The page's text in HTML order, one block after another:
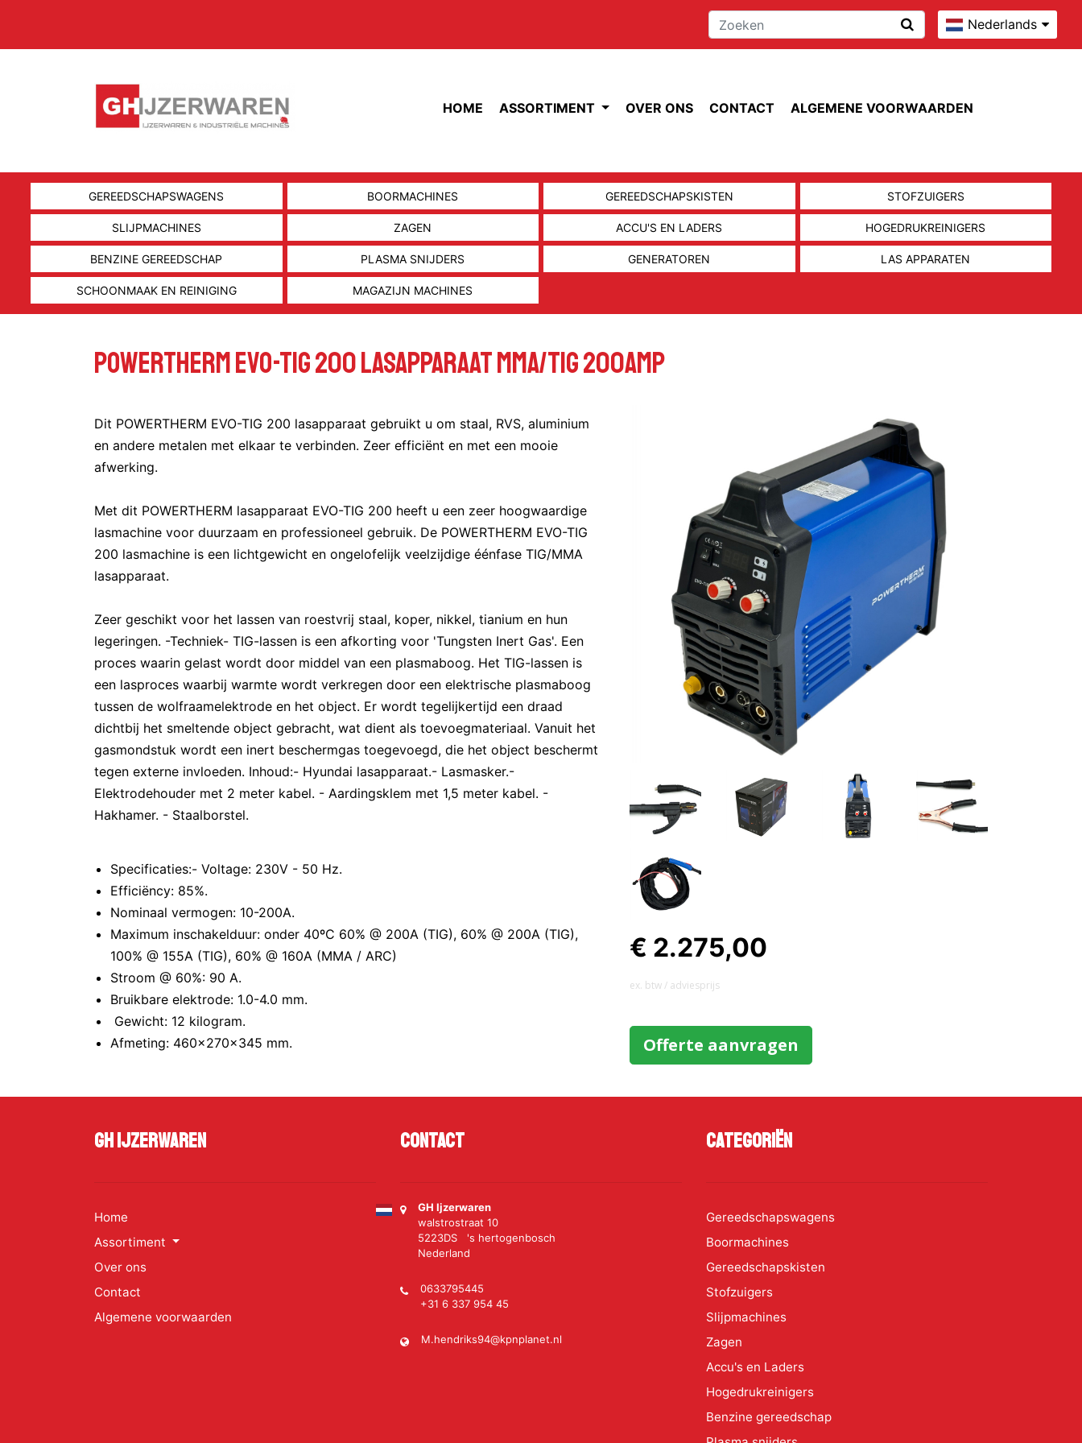
Nederlands
HOME ASSORTIMENT OVER ONS CONTACT ALGEMENE VOORWAARDEN
GEREEDSCHAPSWAGENS BOORMACHINES GEREEDSCHAPSKISTEN STOFZUIGERS
SLIJPMACHINES ZAGEN ACCU'S EN LADERS HOGEDRUKREINIGERS
BENZINE GEREEDSCHAP PLASMA SNIJDERS GENERATOREN LAS APPARATEN
SCHOONMAAK EN REINIGING MAGAZIJN MACHINES
POWERTHERM EVO-TIG 200 LASAPPARAAT MMA/TIG 200AMP
€ 2.275,00
ex. btw / adviesprijs
Offerte aanvragen
Dit POWERTHERM EVO-TIG 200 lasapparaat gebruikt u om staal, RVS, aluminium
en andere metalen met elkaar te verbinden. Zeer efficiënt en met een mooie
afwerking.
Met dit POWERTHERM lasapparaat EVO-TIG 200 heeft u een zeer hoogwaardige
lasmachine voor duurzaam en professioneel gebruik. De POWERTHERM EVO-TIG
200 lasmachine is een lichtgewicht en ongelofelijk veelzijdige éénfase TIG/MMA
lasapparaat.
Zeer geschikt voor het lassen van roestvrij staal, koper, nikkel, tianium en hun
legeringen. -Techniek- TIG-lassen is een afkorting voor 'Tungsten Inert Gas'. Een
proces waarin gelast wordt door middel van een plasmaboog. Het TIG-lassen is
een lasproces waarbij warmte wordt verkregen door een elektrische plasmaboog
tussen de wolfraamelektrode en het object. Er wordt tegelijkertijd een draad
dichtbij het smeltende object gebracht, wat dient als toevoegmateriaal. Vanuit het
gasmondstuk wordt een inert beschermgas toegevoegd, die het object beschermt
tegen externe invloeden. Inhoud:- Hyundai lasapparaat.- Lasmasker.-
Elektrodehouder met 2 meter kabel. - Aardingsklem met 1,5 meter kabel. -
Hakhamer. - Staalborstel.
Specificaties:- Voltage: 230V - 50 Hz.
Efficiëncy: 85%.
Nominaal vermogen: 10-200A.
Maximum inschakelduur: onder 40ºC 60% @ 200A (TIG), 60% @ 200A (TIG),
100% @ 155A (TIG), 60% @ 160A (MMA / ARC)
Stroom @ 60%: 90 A.
Bruikbare elektrode: 1.0-4.0 mm.
Gewicht: 12 kilogram.
Afmeting: 460x270x345 mm.
GH Ijzerwaren
Home
Assortiment
Over ons
Contact
Algemene voorwaarden
Contact
GH Ijzerwaren
walstrostraat 10
5223DS 's hertogenbosch
Nederland
0633795445
+31 6 337 954 45
M.hendriks94@kpnplanet.nl
Categoriën
Gereedschapswagens
Boormachines
Gereedschapskisten
Stofzuigers
Slijpmachines
Zagen
Accu's en Laders
Hogedrukreinigers
Benzine gereedschap